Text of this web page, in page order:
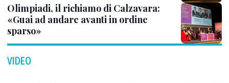
Olimpiadi, il richiamo di Calzavara:
«Guai ad andare avanti in ordine
sparso»
VIDEO